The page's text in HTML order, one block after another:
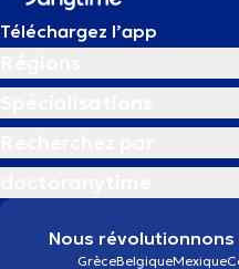
Téléchargez l’app
Nous
GrèceBelgiqueMexique